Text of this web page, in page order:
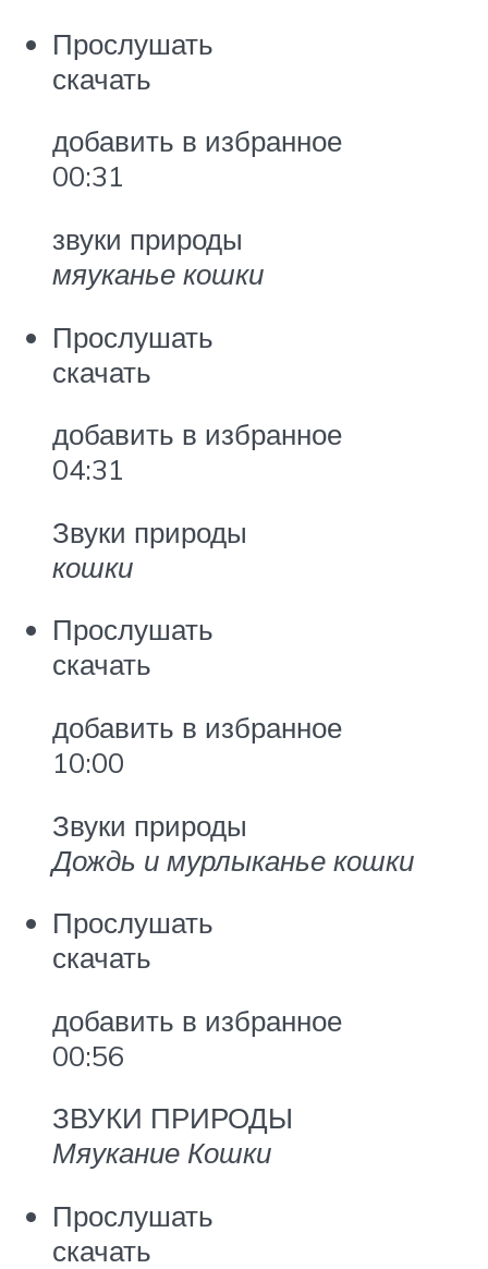
Прослушать
скачать
добавить в избранное
00:31
звуки природы
мяуканье кошки
Прослушать
скачать
добавить в избранное
04:31
Звуки природы
кошки
Прослушать
скачать
добавить в избранное
10:00
Звуки природы
Дождь и мурлыканье кошки
Прослушать
скачать
добавить в избранное
00:56
ЗВУКИ ПРИРОДЫ
Мяукание Кошки
Прослушать
скачать